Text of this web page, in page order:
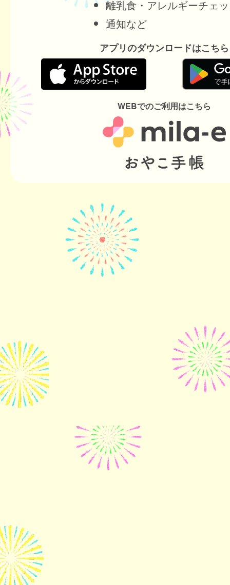
離乳食・アレルギーチェ
通知など
アプリのダウンロードはこちら
WEBでのご利用はこちら